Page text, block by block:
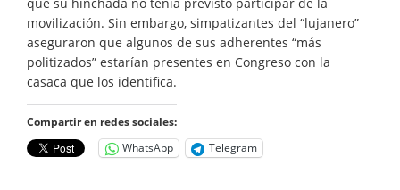
movilización. Sin embargo, simpatizantes del “lujanero”
aseguraron que algunos de sus adherentes “más
politizados” estarían presentes en Congreso con la
casaca que los identifica.
Compartir en redes sociales:
WhatsApp
Telegram